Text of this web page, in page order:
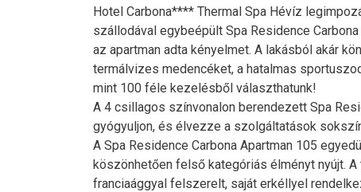
Hotel Carbona**** Thermal Spa Hévíz
szállodával egybeépült Spa Residence
az apartman adta kényelmet. A lakásból akár
termálvizes medencéket, a hatalmas
mint 100 féle kezelésből választhatunk!
A 4 csillagos színvonalon berendezett Spa
gyógyuljon, és élvezze a szolgáltatások
A Spa Residence Carbona Apartman 105
köszönhetően felső kategóriás élményt nyújt.
franciaággyal felszerelt, saját erkéllyel